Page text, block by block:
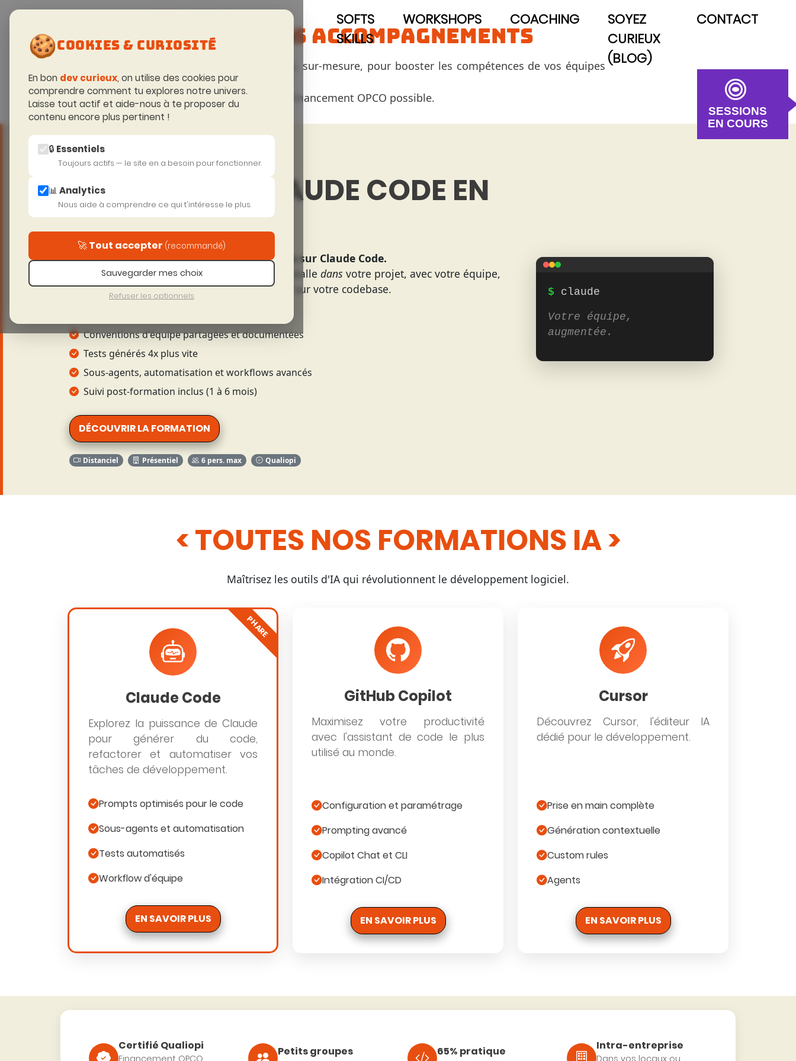
SESSIONS
EN COURS
🍪COOKIES & CURIOSITÉ
En bon dev curieux, on utilise des cookies pour
comprendre comment tu explores notre univers.
Laisse tout actif et aide-nous à te proposer du
contenu encore plus pertinent !
🔒 Essentiels
Toujours actifs — le site en a besoin pour fonctionner.
📊 Analytics
Nous aide à comprendre ce qui t'intéresse le plus.
🚀 Tout accepter (recommandé)
Sauvegarder mes choix
Refuser les optionnels
TECHNIQUES
POUR
SOFTS
SKILLS
WORKSHOPS COACHING
SOYEZ
CURIEUX
(BLOG)
CONTACT
NOS ACCOMPAGNEMENTS
Des offres concrètes, sur-mesure, pour booster les compétences de vos équipes
tech.
Certifié Qualiopi — Financement OPCO possible.
FORMATION CLAUDE CODE EN
ENTREPRISE
2 jours pour rendre votre équipe autonome sur Claude Code.
On ne vous forme pasàClaude Code. On l'installe dans votre projet, avec votre équipe,
sur votre code. 65% de pratique, directement sur votre codebase.
Conventions d'équipe partagées et documentées
Tests générés 4x plus vite
Sous-agents, automatisation et workflows avancés
Suivi post-formation inclus (1 à 6 mois)
DÉCOUVRIR LA FORMATION
Distanciel Présentiel 6 pers. max Qualiopi
$ claude
Votre équipe,
augmentée.
TOUTES NOS FORMATIONS IA
Maîtrisez les outils d'IA qui révolutionnent le développement logiciel.
PHARE
Claude Code
Explorez la puissance de Claude
pour générer du code,
refactorer et automatiser vos
tâches de développement.
Prompts optimisés pour le code
Sous-agents et automatisation
Tests automatisés
Workflow d'équipe
EN SAVOIR PLUS
GitHub Copilot
Maximisez votre productivité
avec l'assistant de code le plus
utilisé au monde.
Configuration et paramétrage
Prompting avancé
Copilot Chat et CLI
Intégration CI/CD
EN SAVOIR PLUS
Cursor
Découvrez Cursor, l'éditeur IA
dédié pour le développement.
Prise en main complète
Génération contextuelle
Custom rules
Agents
EN SAVOIR PLUS
Certifié Qualiopi
Financement OPCO
Petits groupes 65% pratique Intra-entreprise
Dans vos locaux ou